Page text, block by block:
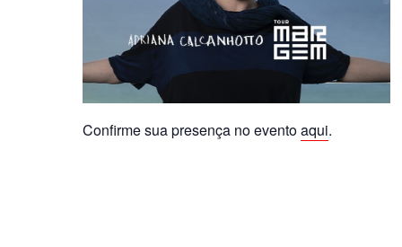
Confirme sua presença no eventoaqui.